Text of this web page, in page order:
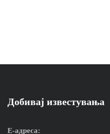
Добивај известувања
Е-адреса: